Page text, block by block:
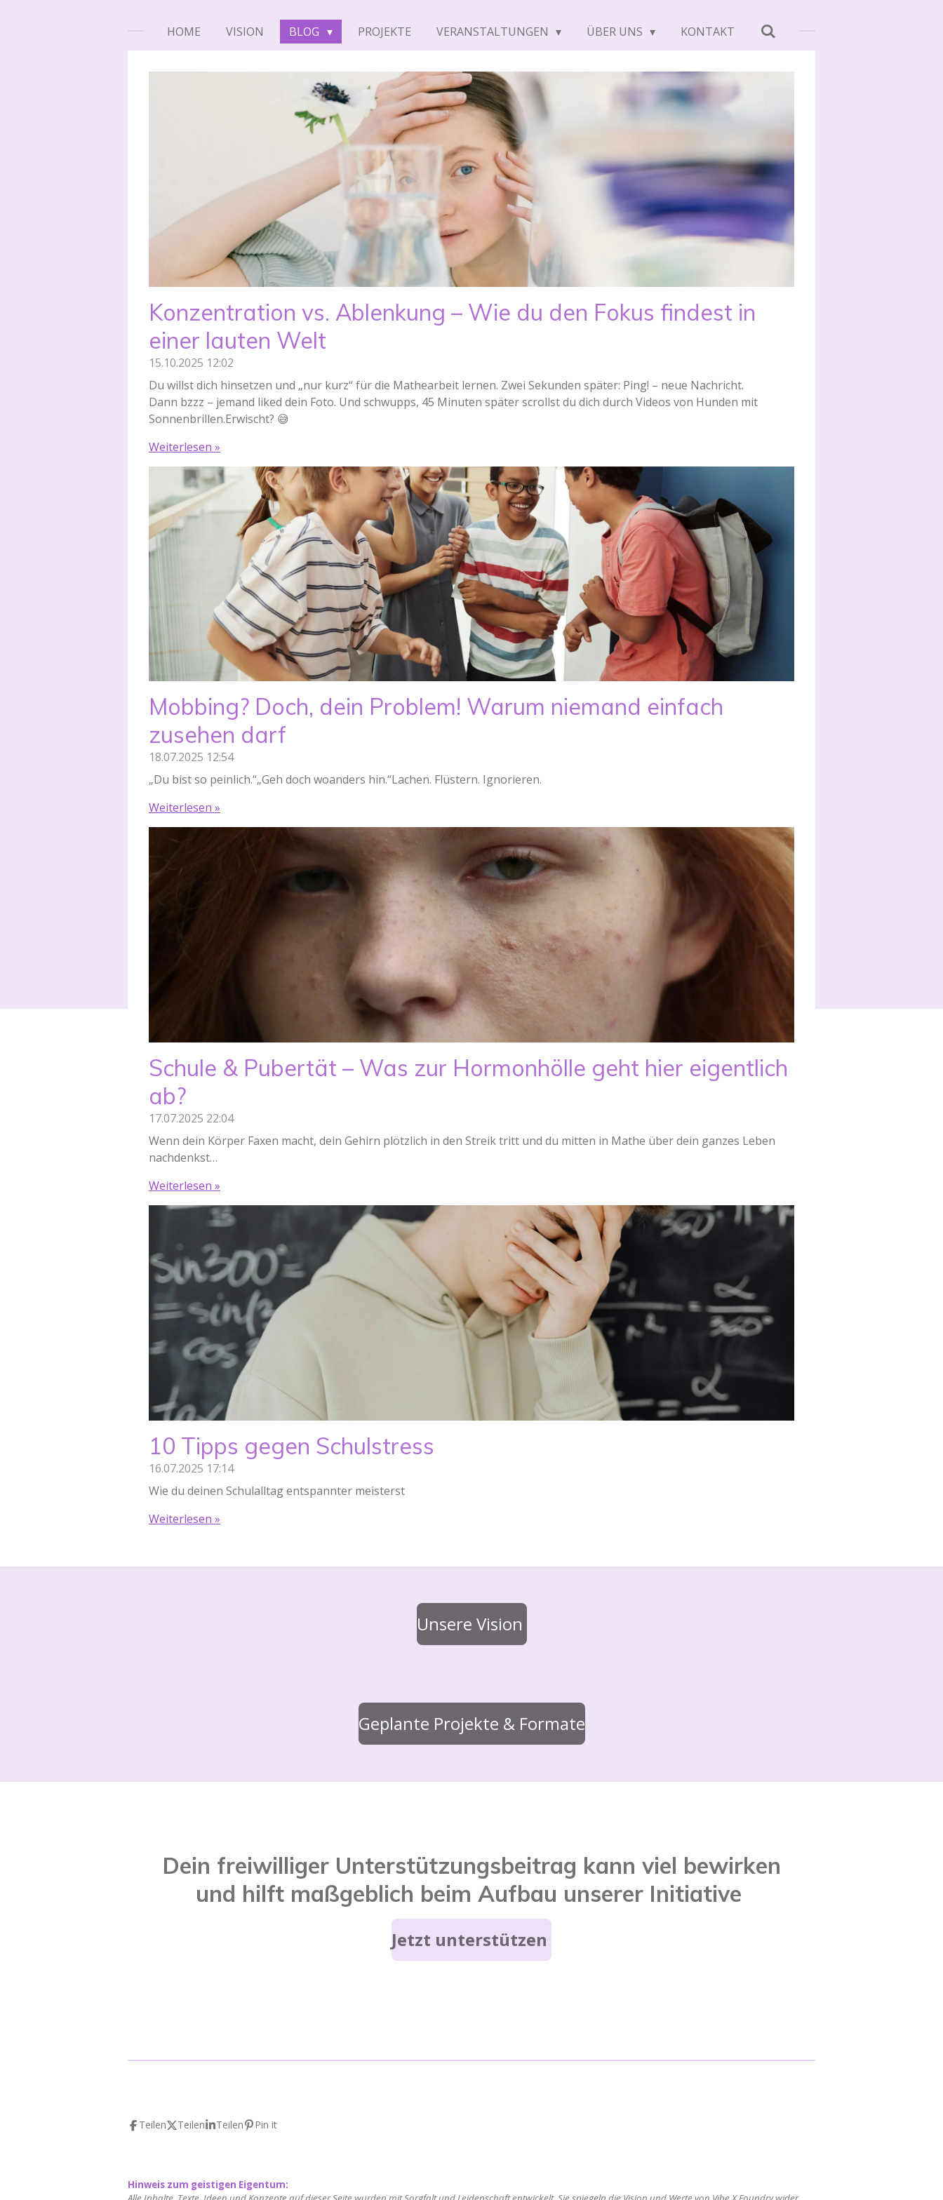
HOME VISION BLOG PROJEKTE VERANSTALTUNGEN ÜBER UNS KONTAKT
Konzentration vs. Ablenkung – Wie du den Fokus findest in
einer lauten Welt
15.10.2025 12:02
Du willst dich hinsetzen und „nur kurz“ für die Mathearbeit lernen. Zwei Sekunden später: Ping! – neue Nachricht.
Dann bzzz – jemand liked dein Foto. Und schwupps, 45 Minuten später scrollst du dich durch Videos von Hunden mit
Sonnenbrillen.Erwischt? 😅
Weiterlesen »
Mobbing? Doch, dein Problem! Warum niemand einfach
zusehen darf
18.07.2025 12:54
„Du bist so peinlich.“„Geh doch woanders hin.“Lachen. Flüstern. Ignorieren.
Weiterlesen »
Schule & Pubertät – Was zur Hormonhölle geht hier eigentlich
ab?
17.07.2025 22:04
Wenn dein Körper Faxen macht, dein Gehirn plötzlich in den Streik tritt und du mitten in Mathe über dein ganzes Leben
nachdenkst…
Weiterlesen »
10 Tipps gegen Schulstress
16.07.2025 17:14
Wie du deinen Schulalltag entspannter meisterst
Weiterlesen »
Unsere Vision
Geplante Projekte & Formate
Dein freiwilliger Unterstützungsbeitrag kann viel bewirken
und hilft maßgeblich beim Aufbau unserer Initiative
Jetzt unterstützen
Teilen Teilen Teilen Pin it
Hinweis zum geistigen Eigentum: